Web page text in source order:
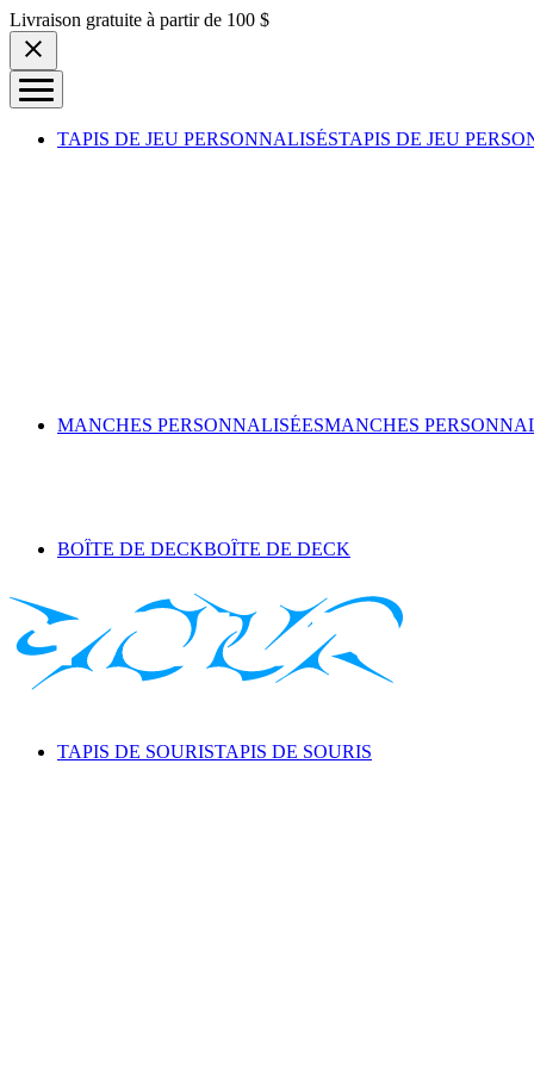
Skip to content
Livraison gratuite à partir de 100 $
TAPIS DE JEU PERSONNALISÉSTAPIS DE JEU
MANCHES PERSONNALISÉESMANCHES
BOÎTE DE DECKBOÎTE DE DECK
TAPIS DE SOURISTAPIS DE SOURIS